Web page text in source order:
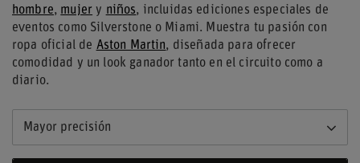
hombre, mujer y niños, incluidas ediciones especiales de
eventos como Silverstone o Miami. Muestra tu pasión con
ropa oficial de Aston Martin, diseñada para ofrecer
comodidad y un look ganador tanto en el circuito como a
diario.
Mayor precisión